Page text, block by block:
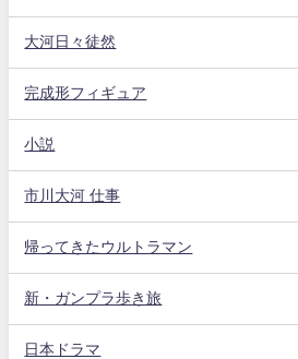
大河日々徒然
完成形フィギュア
小説
市川大河 仕事
帰ってきたウルトラマン
新・ガンプラ歩き旅
日本ドラマ